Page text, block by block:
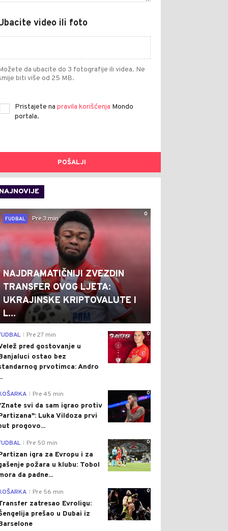
video ili foto
da ubacite do 3 fotografije ili videa. Ne
biti više od 25 MB.
Pristajete na pravila korišćenja Mondo
portala.
POŠALJI
NAJNOVIJE
0
FUDBAL
Pre 3 min
NAJDRAMATIČNIJI ZVEZDIN
TRANSFER OVOG LJETA:
UKRAJINSKE KRIPTOVALUTE I
L...
0
Pre 27 min
pred gostovanje u
ostao bez
prvotimca: Andro
0
Pre 45 min
svi da sam igrao protiv
Luka Vildoza prvi
progovo...
0
Pre 50 min
igra za Evropu i za
požara u klubu: Tobol
da padne...
0
Pre 56 min
zatresao Evroligu:
prešao u Dubai iz